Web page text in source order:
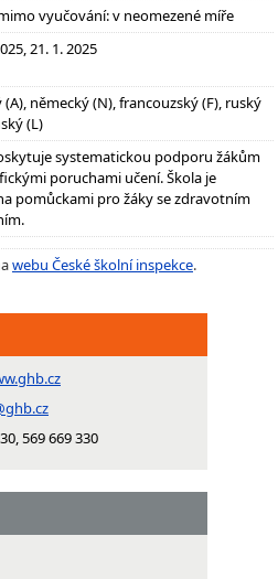
vyučování: v neomezené míře
21. 1. 2025
německý (N), francouzský (F), ruský
(L)
systematickou podporu žákům
poruchami učení. Škola je
pomůckami pro žáky se zdravotním
webu České školní inspekce.
569 669 330